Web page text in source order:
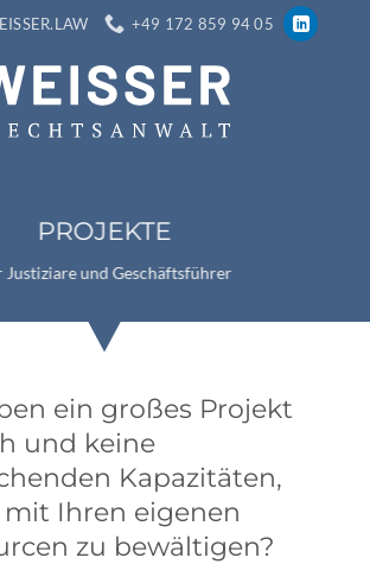
+49 172 859 94 05
PROJEKTE
Justiziare und Geschäftsführer
ein großes Projekt
und keine
Kapazitäten,
mit Ihren eigenen
zu bewältigen?